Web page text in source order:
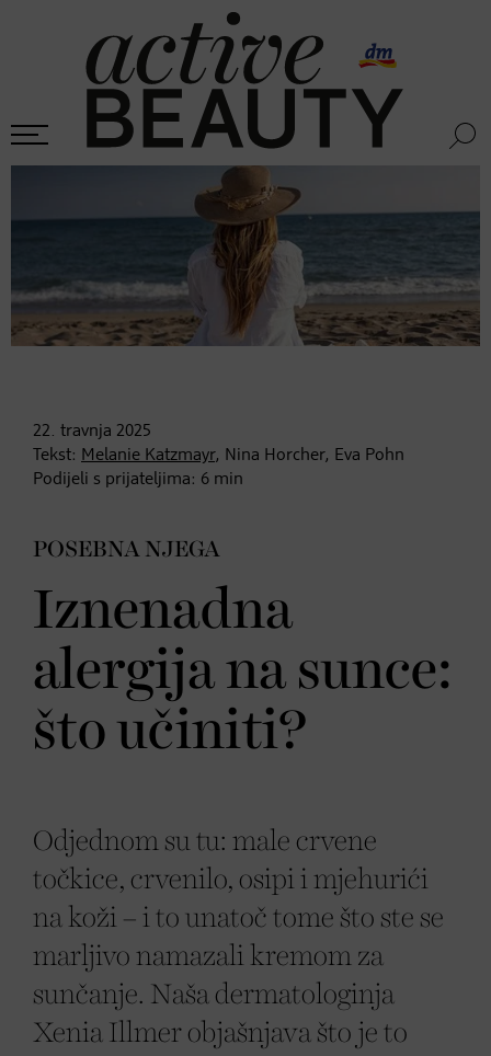
22. travnja 2025
Tekst: Melanie Katzmayr, Nina Horcher, Eva Pohn
Podijeli s prijateljima: 6 min
POSEBNA NJEGA
Iznenadna
alergija na sunce:
što učiniti?
Odjednom su tu: male crvene
točkice, crvenilo, osipi i mjehurići
na koži – i to unatoč tome što ste se
marljivo namazali kremom za
sunčanje. Naša dermatologinja
Xenia Illmer objašnjava što je to